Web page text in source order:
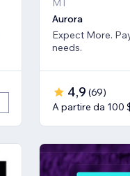
MT
Aurora
Expect More.
needs.
4,9 (69)
A partire da 100